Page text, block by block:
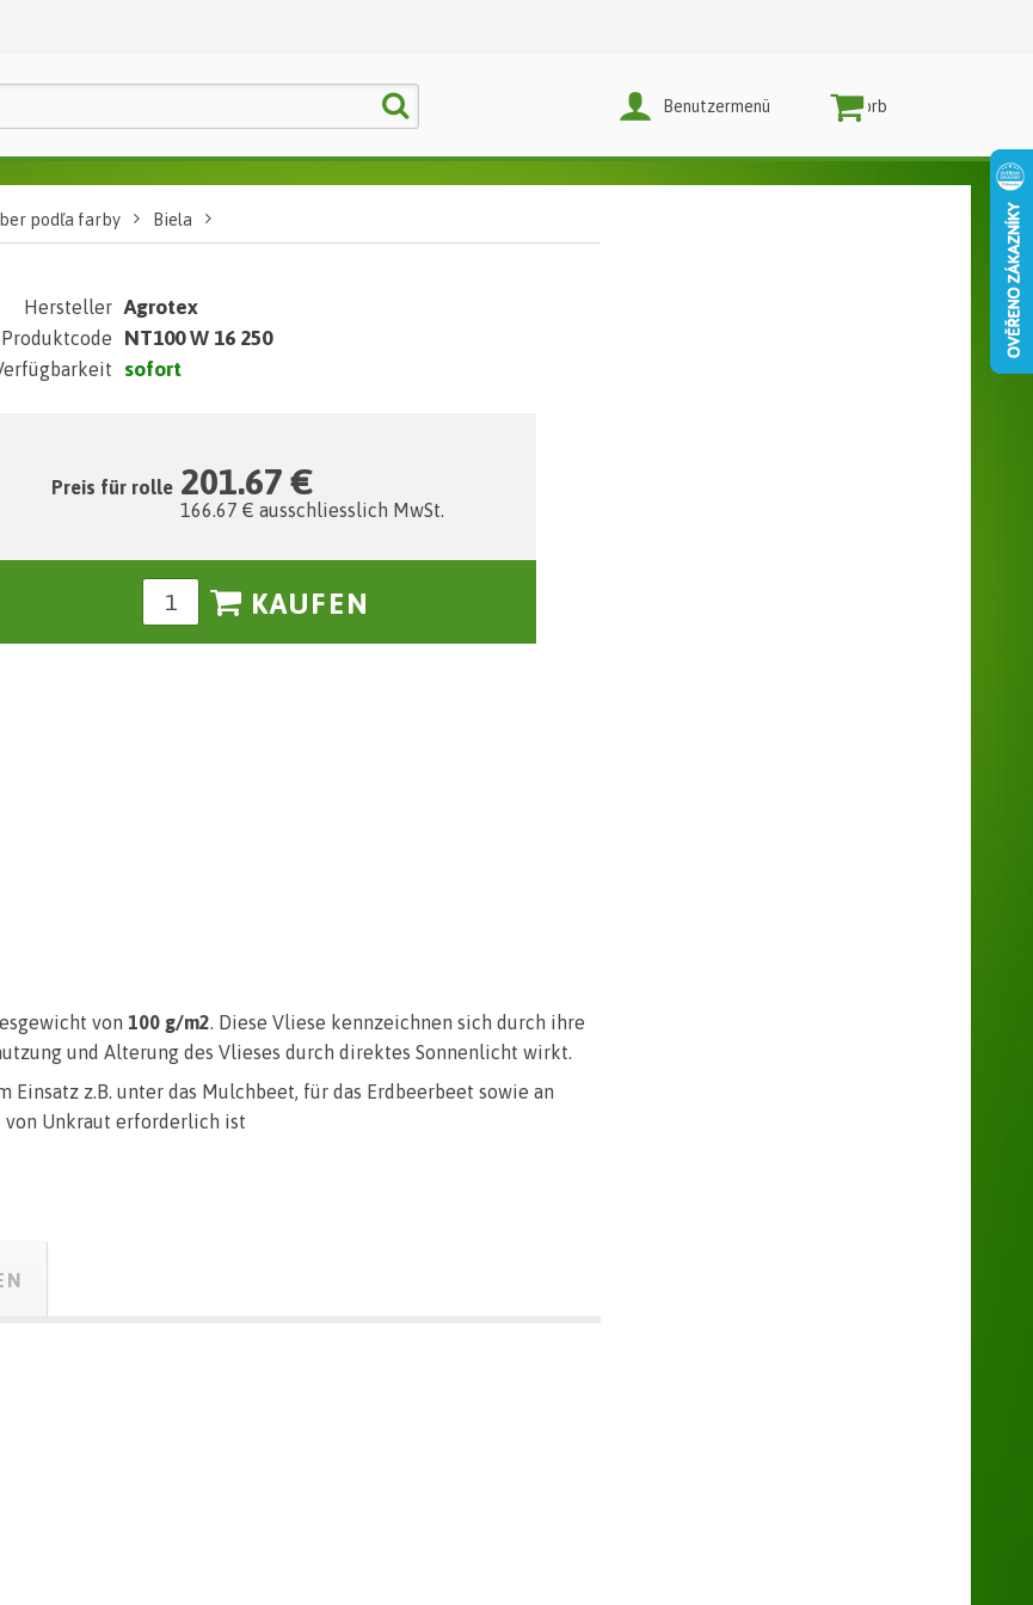
Warenkorb
Benutzermenü
podľa farby Biela
Hersteller Agrotex
Produktcode NT100 W 16 250
sofort
Preis für rolle 201.67 €
166.67 € ausschliesslich MwSt.
KAUFEN
von 100 g/m2. Diese Vliese kennzeichnen sich durch ihre
und Alterung des Vlieses durch direktes Sonnenlicht wirkt.
z.B. unter das Mulchbeet, für das Erdbeerbeet sowie an
von Unkraut erforderlich ist